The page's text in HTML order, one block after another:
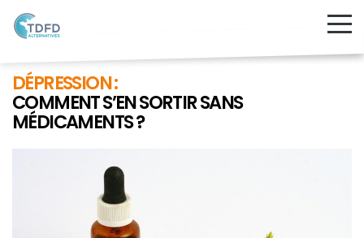
DÉPRESSION :
COMMENT S’EN SORTIR SANS
MÉDICAMENTS ?